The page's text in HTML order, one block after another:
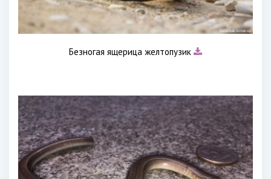
Безногая ящерица желтопузик